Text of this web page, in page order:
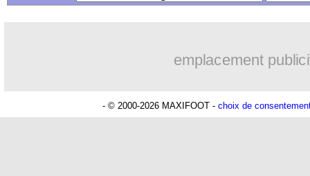
emplacement
- © 2000-2026 MAXIFOOT - choix de